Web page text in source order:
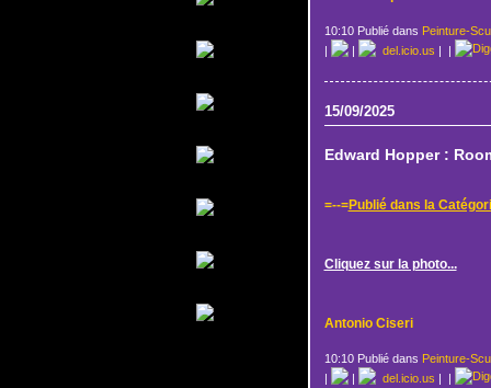
10:10 Publié dans Peinture-
|
| del.icio.us | |
15/09/2025
Edward Hopper :
=--=Publié dans la
Cliquez sur la photo...
Antonio Ciseri
10:10 Publié dans Peinture-
|
| del.icio.us | |